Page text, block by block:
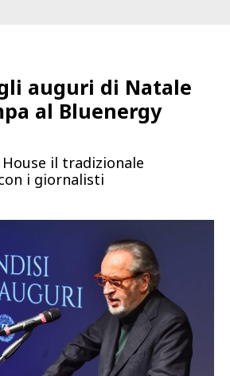
PROGRAM
STAGIONE
CLUB
CENTER
SPONSOR
SQUADRE
auguri di Natale
al Bluenergy
il tradizionale
i giornalisti